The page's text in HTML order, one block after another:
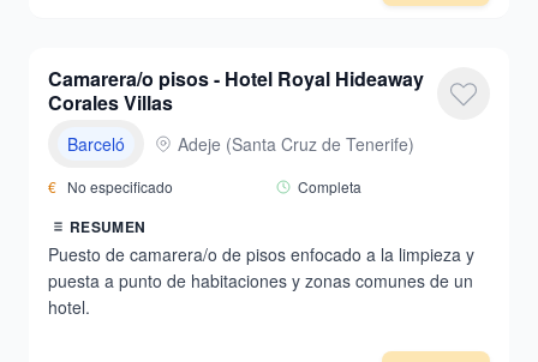
Camarera/o pisos - Hotel Royal Hideaway
Corales Villas
Barceló Adeje (Santa Cruz de Tenerife)
€ No especificado Completa
RESUMEN
Puesto de camarera/o de pisos enfocado a la limpieza y
puesta a punto de habitaciones y zonas comunes de un
hotel.